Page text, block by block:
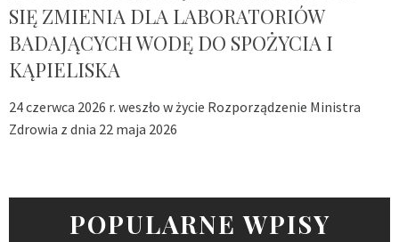
SIĘ ZMIENIA DLA LABORATORIÓW
BADAJĄCYCH WODĘ DO SPOŻYCIA I
KĄPIELISKA
24 czerwca 2026 r. weszło w życie Rozporządzenie Ministra
Zdrowia z dnia 22 maja 2026
POPULARNE WPISY